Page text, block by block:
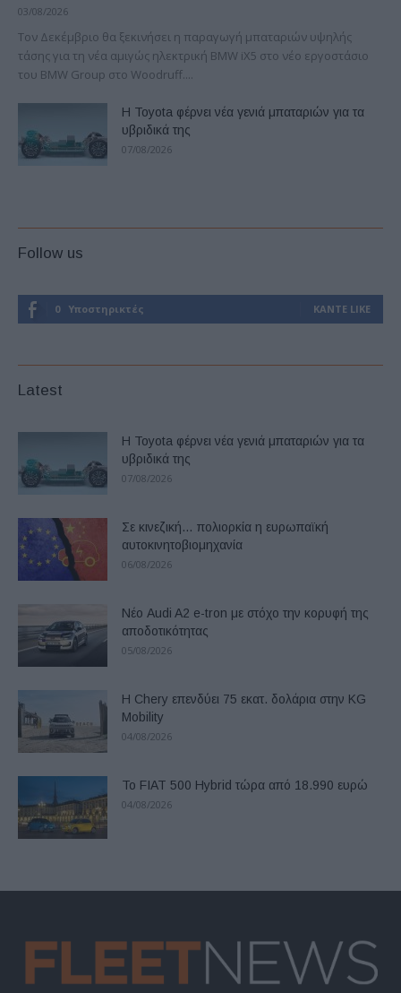
03/08/2026
Τον Δεκέμβριο θα ξεκινήσει η παραγωγή μπαταριών υψηλής
τάσης για τη νέα αμιγώς ηλεκτρική BMW iX5 στο νέο εργοστάσιο
του BMW Group στο Woodruff....
Η Toyota φέρνει νέα γενιά μπαταριών για τα
υβριδικά της
07/08/2026
Follow us
0 Υποστηρικτές ΚΆΝΤΕ LIKE
Latest
Η Toyota φέρνει νέα γενιά μπαταριών για τα
υβριδικά της
07/08/2026
Σε κινεζική… πολιορκία η ευρωπαϊκή
αυτοκινητοβιομηχανία
06/08/2026
Νέο Audi A2 e-tron με στόχο την κορυφή της
αποδοτικότητας
05/08/2026
Η Chery επενδύει 75 εκατ. δολάρια στην KG
Mobility
04/08/2026
Το FIAT 500 Hybrid τώρα από 18.990 ευρώ
04/08/2026